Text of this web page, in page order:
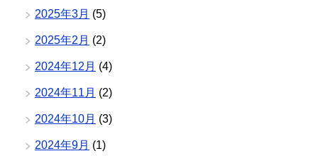
2025年3月 (5)
2025年2月 (2)
2024年12月 (4)
2024年11月 (2)
2024年10月 (3)
2024年9月 (1)